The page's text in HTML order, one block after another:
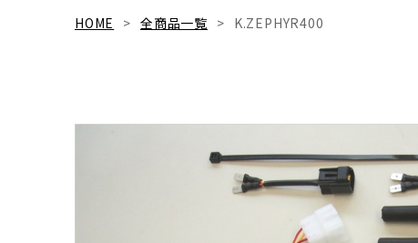
HOME 全商品一覧 K.ZEPHYR400